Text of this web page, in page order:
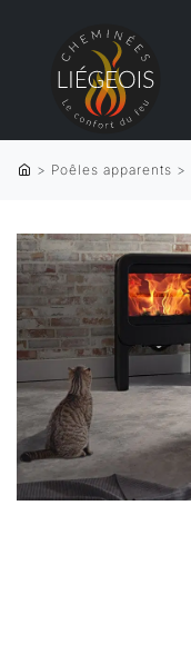
> Poêles apparents >